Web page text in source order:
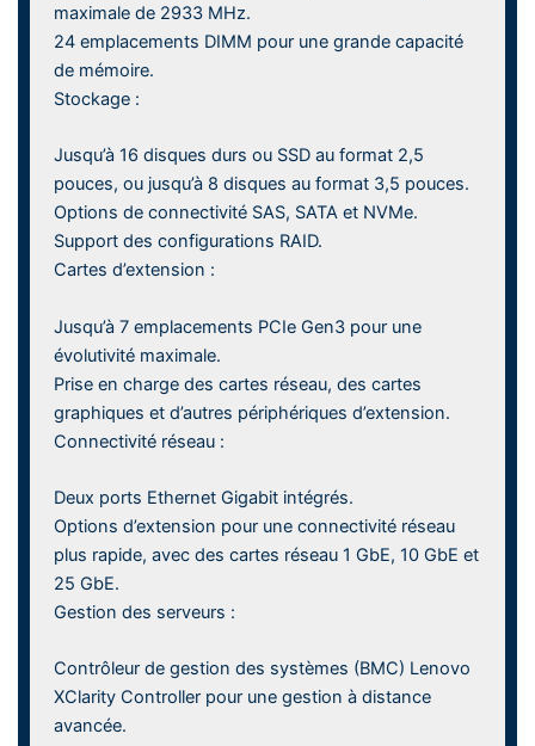
maximale de 2933 MHz.
24 emplacements DIMM pour une grande capacité
de mémoire.
Stockage :
Jusqu’à 16 disques durs ou SSD au format 2,5
pouces, ou jusqu’à 8 disques au format 3,5 pouces.
Options de connectivité SAS, SATA et NVMe.
Support des configurations RAID.
Cartes d’extension :
Jusqu’à 7 emplacements PCIe Gen3 pour une
évolutivité maximale.
Prise en charge des cartes réseau, des cartes
graphiques et d’autres périphériques d’extension.
Connectivité réseau :
Deux ports Ethernet Gigabit intégrés.
Options d’extension pour une connectivité réseau
plus rapide, avec des cartes réseau 1 GbE, 10 GbE et
25 GbE.
Gestion des serveurs :
Contrôleur de gestion des systèmes (BMC) Lenovo
XClarity Controller pour une gestion à distance
avancée.